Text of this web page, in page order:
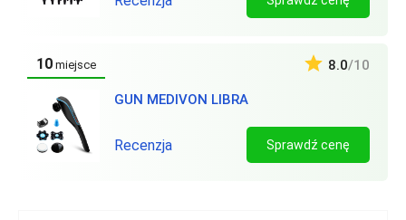
10 miejsce
GUN MEDIVON LIBRA
8.0/10
Recenzja Sprawdź cenę